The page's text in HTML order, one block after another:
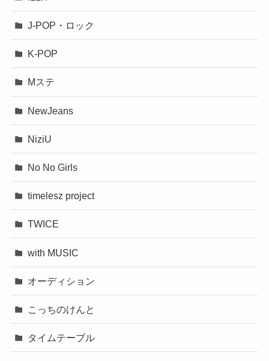
J-POP・ロック
K-POP
Mステ
NewJeans
NiziU
No No Girls
timelesz project
TWICE
with MUSIC
オーディション
こっちのけんと
タイムテーブル